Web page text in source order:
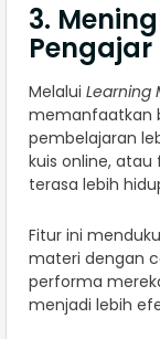
3.
Pengajar
Melalui Learning
memanfaatkan
pembelajaran
kuis online,
terasa lebih
Fitur ini
materi dengan
performa
menjadi lebih